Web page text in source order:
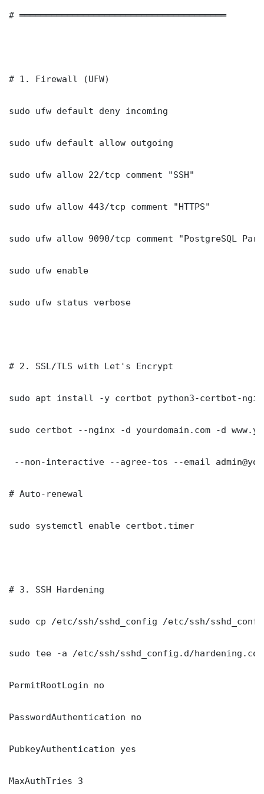
# ═══════════════════════════════════════
# 1. Firewall (UFW)
sudo ufw default deny incoming
sudo ufw default allow outgoing
sudo ufw allow 22/tcp comment "SSH"
sudo ufw allow 443/tcp comment "HTTPS"
sudo ufw allow 9090/tcp comment "PostgreSQL
sudo ufw enable
sudo ufw status verbose
# 2. SSL/TLS with Let's Encrypt
sudo apt install -y certbot python3-certbot-
sudo certbot --nginx -d yourdomain.com -d
--non-interactive --agree-tos --email
# Auto-renewal
sudo systemctl enable certbot.timer
# 3. SSH Hardening
sudo cp /etc/ssh/sshd_config /etc/ssh/
sudo tee -a /etc/ssh/sshd_config.d/
PermitRootLogin no
PasswordAuthentication no
PubkeyAuthentication yes
MaxAuthTries 3